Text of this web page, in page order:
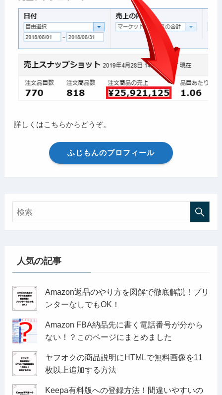
詳しくはこちらからどうぞ。
ふじもんのプロフィール
人気の記事
Amazon返品のやり方を図解で徹底解説！プリ
ンターなしでもOK！
Amazon FBA納品先に書く電話番号が分から
ない！？このページにまとめました
ヤフオクの商品説明にHTMLで無料画像を11
枚以上追加する方法
Keepa有料版への登録方法！間違いやすいの